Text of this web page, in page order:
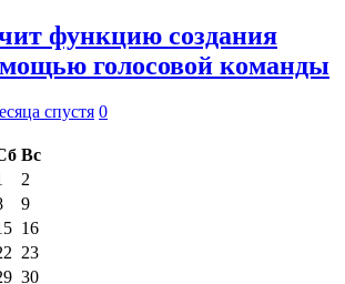
функцию создания
голосовой команды
спустя 0
Вс
2
9
16
23
30